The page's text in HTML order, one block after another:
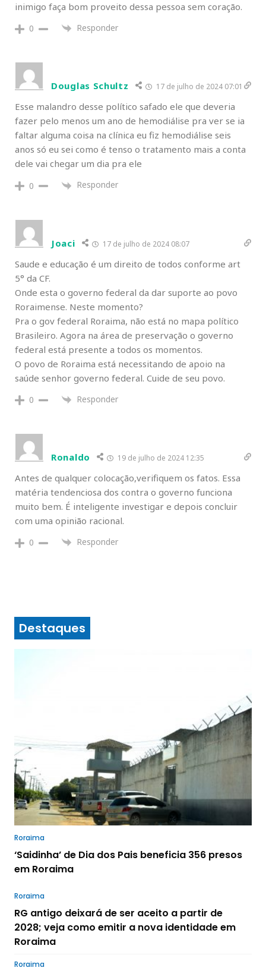
inimigo faça bom proveito dessa pessoa sem coração.
0 Responder
Douglas Schultz 17 de julho de 2024 07:01
Esse malandro desse político safado ele que deveria
fazer pelo menos um ano de hemodiálise pra ver se ia
faltar alguma coisa na clínica eu fiz hemodiálise seis
anos só eu sei como é tenso o tratamento mais a conta
dele vai chegar um dia pra ele
0 Responder
Joaci 17 de julho de 2024 08:07
Saude e educação é um direito de todos conforme art
5° da CF.
Onde esta o governo federal da dar suporte ao povo
Roraimense. Neste momento?
Pra o gov federal Roraima, não está no mapa político
Brasileiro. Agora na área de preservação o governo
federal está presente a todos os momentos.
O povo de Roraima está necessitando de apoio na
saúde senhor governo federal. Cuide de seu povo.
0 Responder
Ronaldo 19 de julho de 2024 12:35
Antes de qualquer colocação,verifiquem os fatos. Essa
matéria tendenciosa dos contra o governo funciona
muito bem. É inteligente investigar e depois concluir
com uma opinião racional.
0 Responder
Destaques
Roraima
‘Saidinha’ de Dia dos Pais beneficia 356 presos
em Roraima
Roraima
RG antigo deixará de ser aceito a partir de
2028; veja como emitir a nova identidade em
Roraima
Roraima